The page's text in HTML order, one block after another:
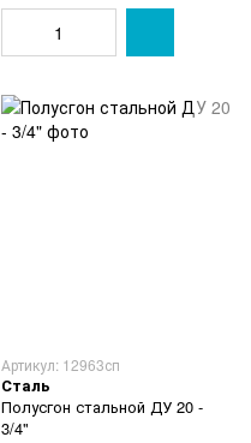
Артикул: 12963сп
Сталь
Полусгон стальной ДУ 20 -
3/4"